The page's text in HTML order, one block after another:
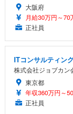
大阪府
月給30万円～70
正社員
ITコンサルティン
株式会社ジョブカン
東京都
年収360万円～
正社員